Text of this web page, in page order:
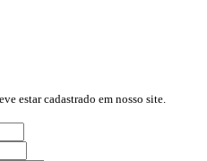
estar cadastrado em nosso site.